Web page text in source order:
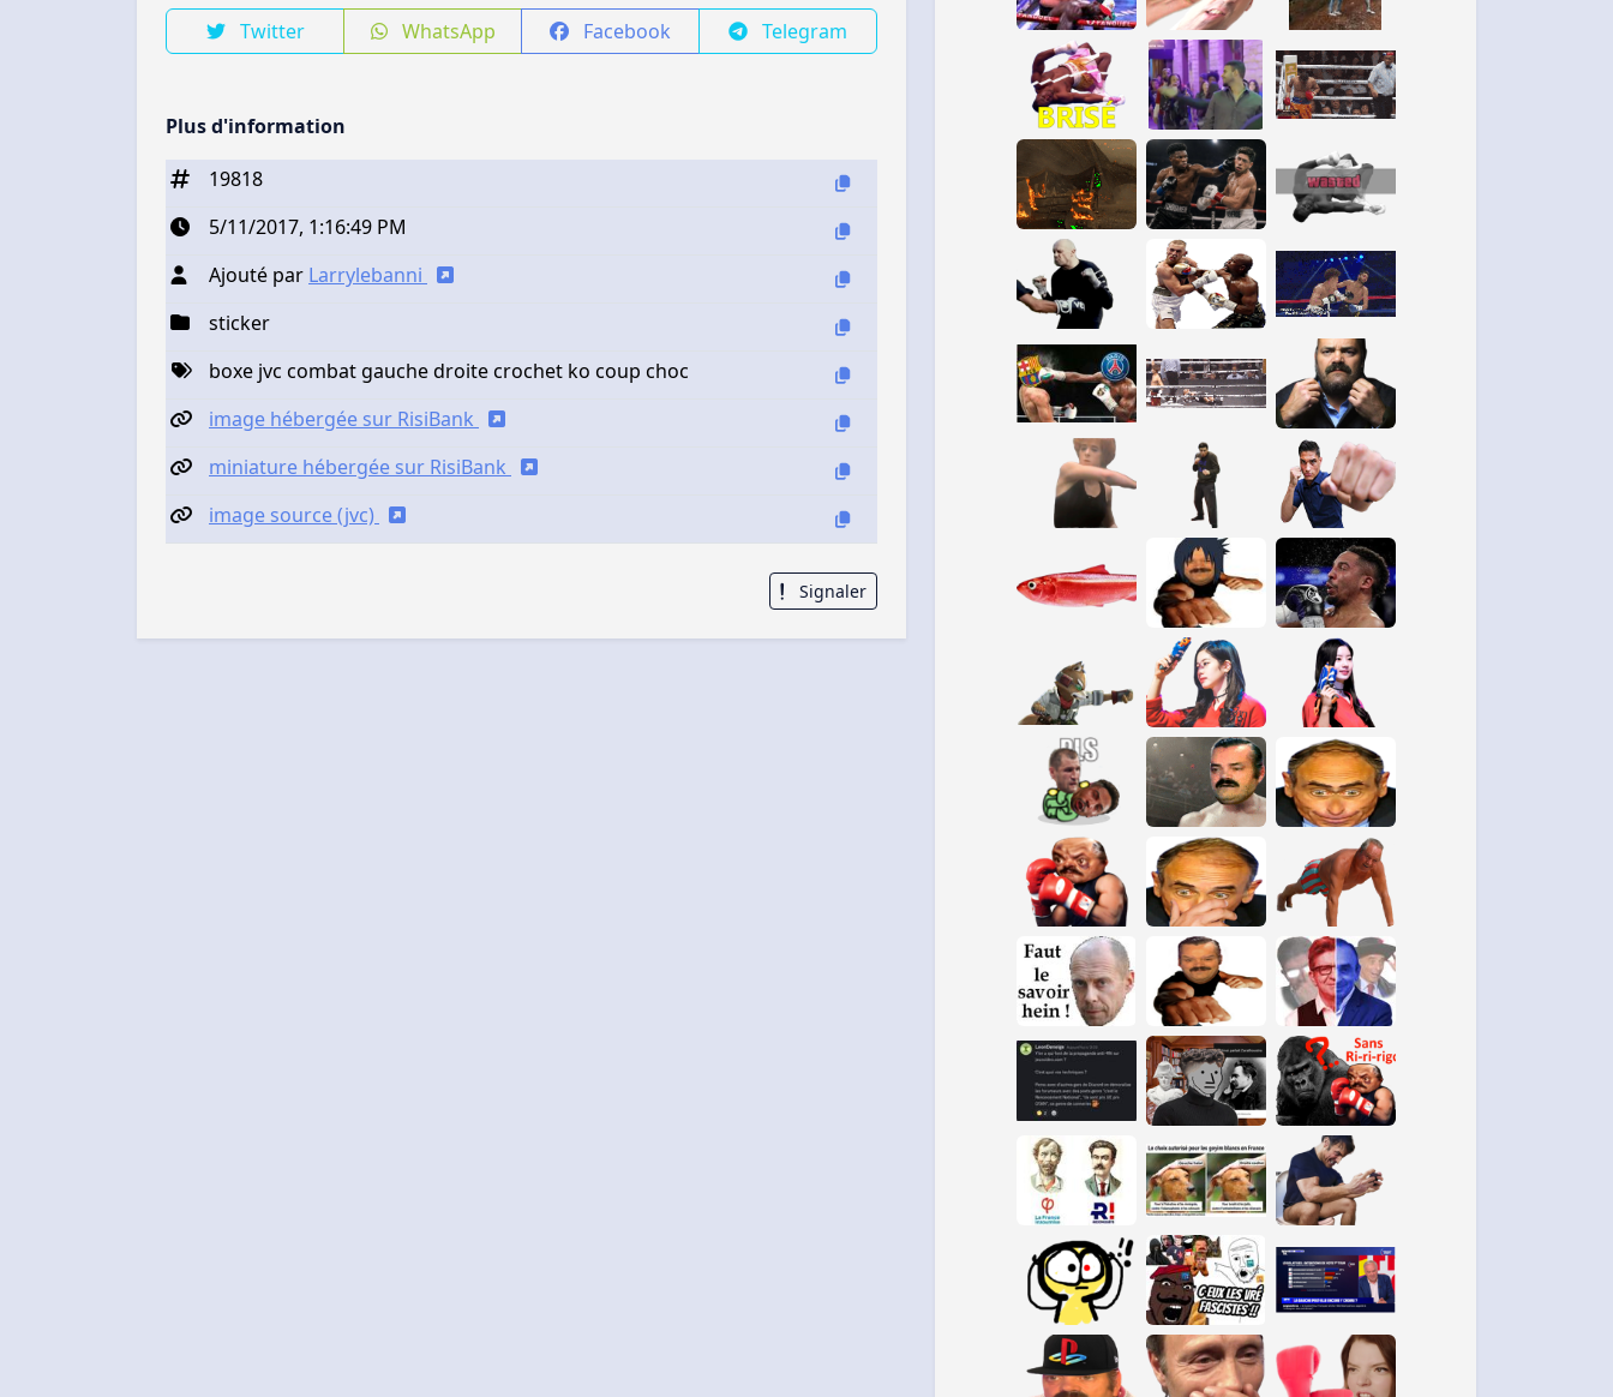
Twitter WhatsApp Facebook Telegram
Plus d'information
19818
5/11/2017, 1:16:49 PM
Ajouté par Larrylebanni
sticker
boxe jvc combat gauche droite crochet ko coup choc
image hébergée sur RisiBank
miniature hébergée sur RisiBank
image source (jvc)
Signaler